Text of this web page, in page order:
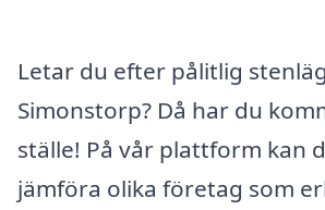
Letar du efter pålitlig
Simonstorp? Då har du
ställe! På vår plattform kan
jämföra olika företag som